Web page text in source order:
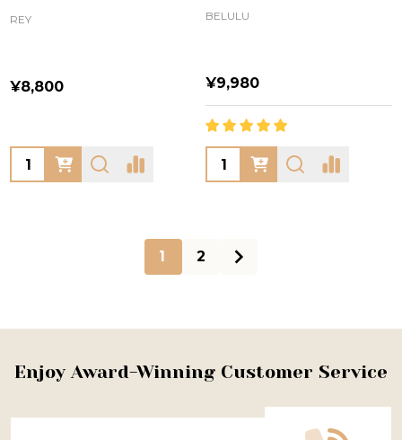
REY
¥8,800
Quantity:
BELULU
¥9,980
Quantity:
1 2
Footer
Enjoy Award-Winning Customer Service